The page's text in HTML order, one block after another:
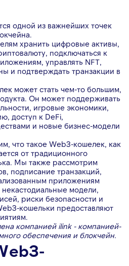
одной из важнейших точек
хранить цифровые активы,
подключаться к
управлять NFT,
и подтверждать транзакции в
может стать чем-то большим,
Он может поддерживать
игровые экономики,
доступ к DeFi,
и новые бизнес-модели
что такое Web3-кошелек, как
от традиционного
Мы также рассмотрим
подписание транзакций,
приложениям
модели,
риски безопасности и
кошельки предоставляют
​​компанией ilink - компанией-
обеспечения и блокчейн.